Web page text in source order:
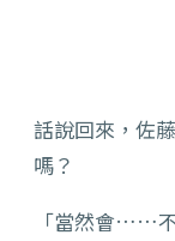
話說回來，佐
嗎？
「當然會……